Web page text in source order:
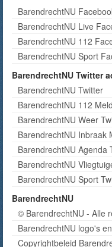
BarendrechtNU
BarendrechtNU Live
BarendrechtNU 112
BarendrechtNU Sport
BarendrechtNU Twitter
BarendrechtNU Twitter
BarendrechtNU 112
BarendrechtNU Weer
BarendrechtNU Inbraak
BarendrechtNU Agenda
BarendrechtNU
BarendrechtNU Sport
BarendrechtNU
© BarendrechtNU - Alle
BarendrechtNU logo's
Copyrightbeleid